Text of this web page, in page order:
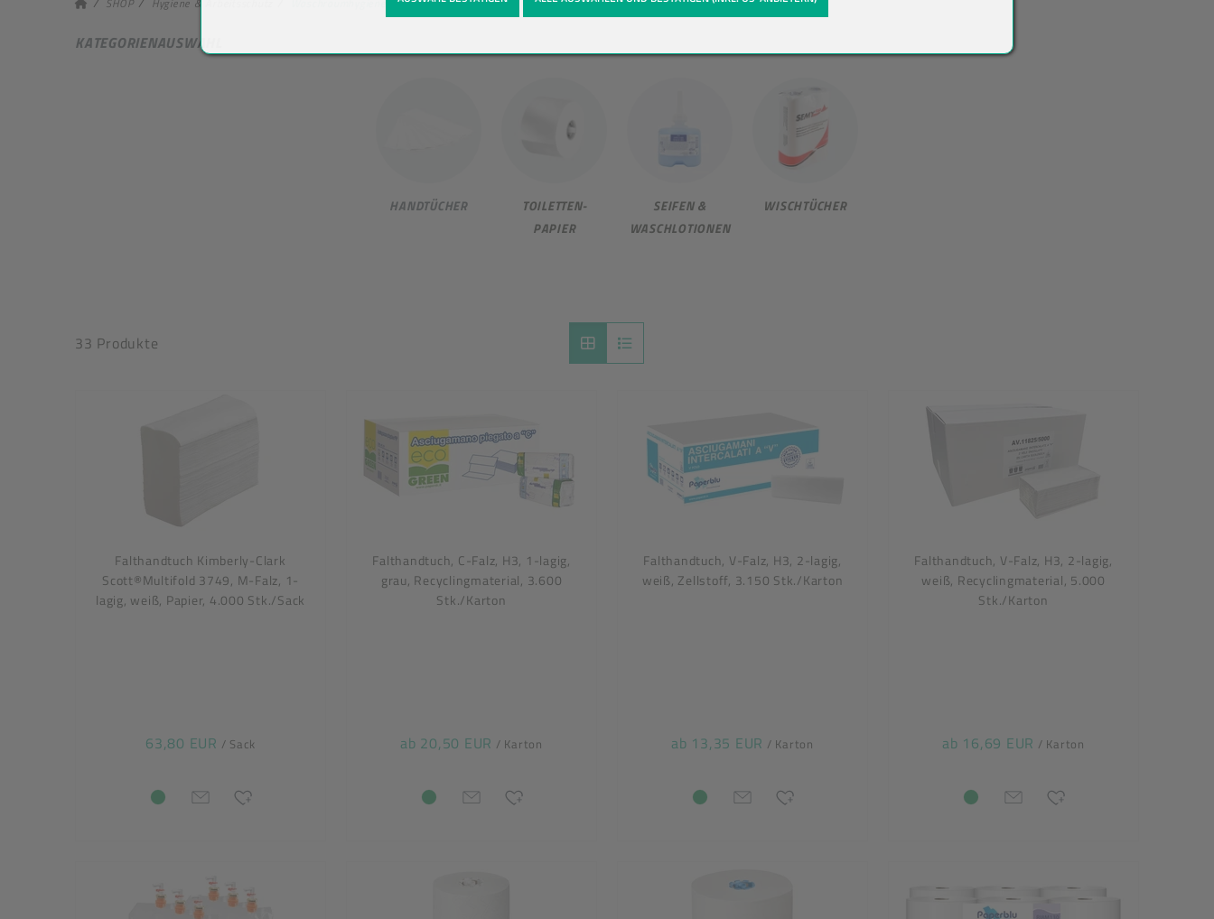
KATEGORIENAUSWAHL
HANDTÜCHER
TOILETTEN-
PAPIER
SEIFEN &
WASCHLOTIONEN
WISCHTÜCHER
33 Produkte
Falthandtuch Kimberly-Clark
Scott®Multifold 3749, M-Falz, 1-
lagig, weiß, Papier, 4.000 Stk./Sack
63,80 EUR / Sack
Falthandtuch, C-Falz, H3, 1-lagig,
grau, Recyclingmaterial, 3.600
Stk./Karton
ab 20,50 EUR / Karton
Falthandtuch, V-Falz, H3, 2-lagig,
weiß, Zellstoff, 3.150 Stk./Karton
ab 13,35 EUR / Karton
Falthandtuch, V-Falz, H3, 2-lagig,
weiß, Recyclingmaterial, 5.000
Stk./Karton
ab 16,69 EUR / Karton